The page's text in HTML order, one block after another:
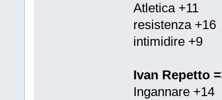
Atletica +11
resistenza +16
intimidire +9
Ivan Repetto
Ingannare +14